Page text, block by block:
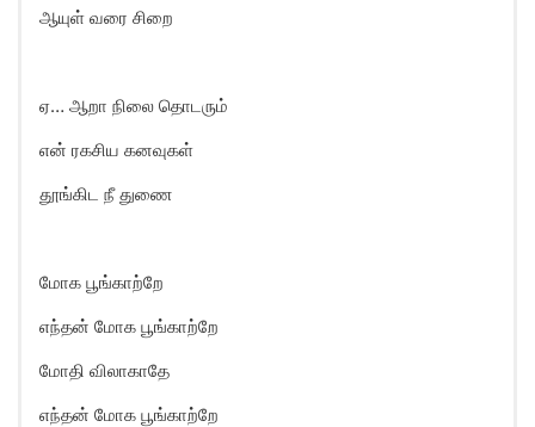
ஆயுள் வரை சிறை
ஏ… ஆறா நிலை தொடரும்
என் ரகசிய கனவுகள்
தூங்கிட நீ துணை
மோக பூங்காற்றே
எந்தன் மோக பூங்காற்றே
மோதி விலாகாதே
எந்தன் மோக பூங்காற்றே